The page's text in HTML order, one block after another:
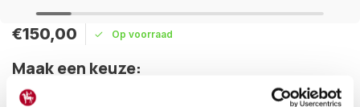
€150,00 Op voorraad
Maak een keuze: